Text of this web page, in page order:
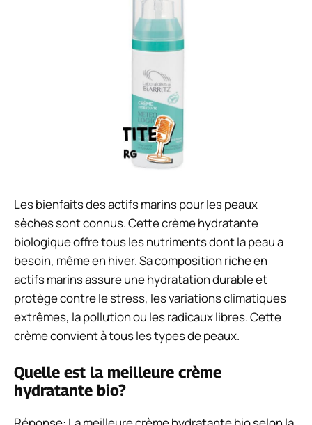
Les bienfaits des actifs marins pour les peaux
sèches sont connus. Cette crème hydratante
biologique offre tous les nutriments dont la peau a
besoin, même en hiver. Sa composition riche en
actifs marins assure une hydratation durable et
protège contre le stress, les variations climatiques
extrêmes, la pollution ou les radicaux libres. Cette
crème convient à tous les types de peaux.
Quelle est la meilleure crème
hydratante bio?